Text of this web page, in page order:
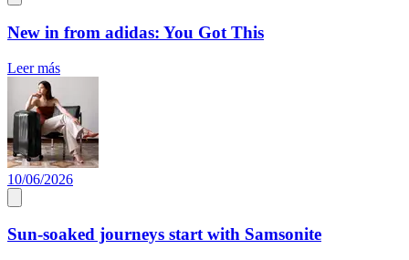
New in from adidas: You Got This
Leer más
10/06/2026
Sun-soaked journeys start with Samsonite